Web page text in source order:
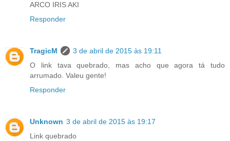
ARCO IRIS AKI
Responder
TragicM
3 de abril de 2015 às 19:11
O link tava quebrado, mas acho que agora tá tudo
arrumado. Valeu gente!
Responder
Unknown 3 de abril de 2015 às 19:17
Link quebrado